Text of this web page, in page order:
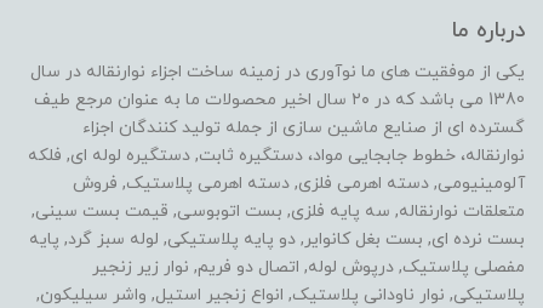
درباره ما
یکی از موفقیت های ما نوآوری در زمینه ساخت اجزاء نوارنقاله در سال
1380 می باشد که در ۲۰ سال اخیر محصولات ما به عنوان مرجع طیف
گسترده ای از صنایع ماشین سازی از جمله تولید کنندگان اجزاء
نوارنقاله، خطوط جابجایی مواد، دستگیره ثابت, دستگیره لوله ای, فلکه
آلومینیومی, دسته اهرمی فلزی, دسته اهرمی پلاستیک, فروش
متعلقات نوارنقاله, سه پایه فلزی, بست اتوبوسی, قیمت بست سینی,
بست نرده ای, بست بغل کانوایر, دو پایه پلاستیکی, لوله سبز گرد, پایه
مفصلی پلاستیک, درپوش لوله, اتصال دو فریم, نوار زیر زنجیر
پلاستیکی, نوار ناودانی پلاستیک, انواع زنجیر استیل, واشر سیلیکون,